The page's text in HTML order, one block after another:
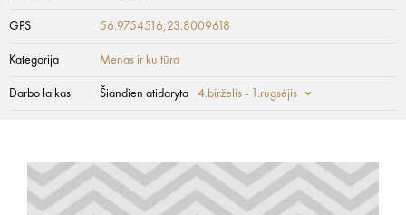
GPS 56.9754516,23.8009618
Kategorija Menas ir kultūra
Darbo laikas Šiandien atidaryta 4.birželis - 1.rugsėjis